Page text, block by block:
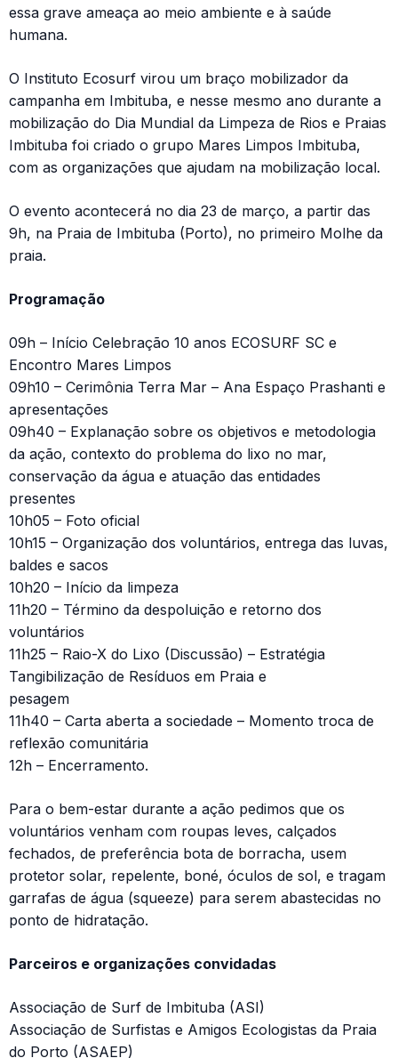
essa grave ameaça ao meio ambiente e à saúde
humana.
O Instituto Ecosurf virou um braço mobilizador da
campanha em Imbituba, e nesse mesmo ano durante a
mobilização do Dia Mundial da Limpeza de Rios e Praias
Imbituba foi criado o grupo Mares Limpos Imbituba,
com as organizações que ajudam na mobilização local.
O evento acontecerá no dia 23 de março, a partir das
9h, na Praia de Imbituba (Porto), no primeiro Molhe da
praia.
Programação
09h – Início Celebração 10 anos ECOSURF SC e
Encontro Mares Limpos
09h10 – Cerimônia Terra Mar – Ana Espaço Prashanti e
apresentações
09h40 – Explanação sobre os objetivos e metodologia
da ação, contexto do problema do lixo no mar,
conservação da água e atuação das entidades
presentes
10h05 – Foto oficial
10h15 – Organização dos voluntários, entrega das luvas,
baldes e sacos
10h20 – Início da limpeza
11h20 – Término da despoluição e retorno dos
voluntários
11h25 – Raio-X do Lixo (Discussão) – Estratégia
Tangibilização de Resíduos em Praia e
pesagem
11h40 – Carta aberta a sociedade – Momento troca de
reflexão comunitária
12h – Encerramento.
Para o bem-estar durante a ação pedimos que os
voluntários venham com roupas leves, calçados
fechados, de preferência bota de borracha, usem
protetor solar, repelente, boné, óculos de sol, e tragam
garrafas de água (squeeze) para serem abastecidas no
ponto de hidratação.
Parceiros e organizações convidadas
Associação de Surf de Imbituba (ASI)
Associação de Surfistas e Amigos Ecologistas da Praia
do Porto (ASAEP)